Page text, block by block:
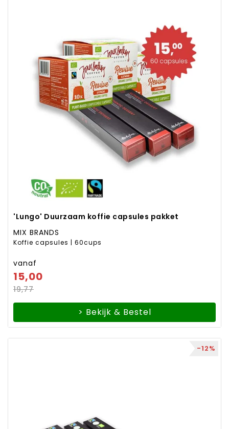
'Lungo' Duurzaam koffie capsules pakket
MIX BRANDS
Koffie capsules | 60cups
vanaf
15,00
19,77
> Bekijk & Bestel
-12%